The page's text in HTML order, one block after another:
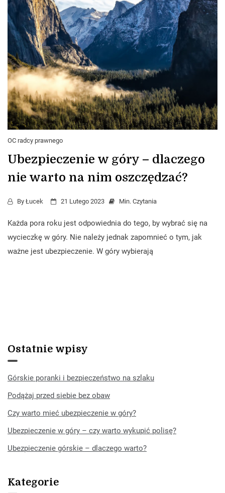
OC radcy prawnego
Ubezpieczenie w góry – dlaczego
nie warto na nim oszczędzać?
By Łucek 21 Lutego 2023 Min. Czytania
Każda pora roku jest odpowiednia do tego, by wybrać się na
wycieczkę w góry. Nie należy jednak zapomnieć o tym, jak
ważne jest ubezpieczenie. W góry wybierają
Ostatnie wpisy
Górskie poranki i bezpieczeństwo na szlaku
Podążaj przed siebie bez obaw
Czy warto mieć ubezpieczenie w góry?
Ubezpieczenie w góry – czy warto wykupić polisę?
Ubezpieczenie górskie – dlaczego warto?
Kategorie